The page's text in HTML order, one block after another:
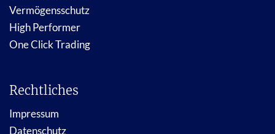
Vermögensschutz
High Performer
One Click Trading
Rechtliches
Impressum
Datenschutz